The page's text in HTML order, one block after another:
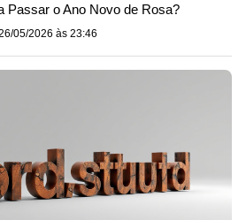
Passar o Ano Novo de Rosa?
05/2026 às 23:46